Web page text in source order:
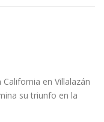
en Villalazán
su triunfo en la